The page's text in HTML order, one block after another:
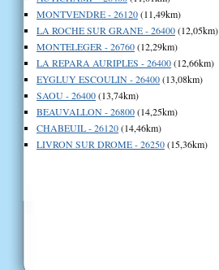
MONTVENDRE - 26120(11,49km)
LA ROCHE SUR GRANE - 26400(12,05km)
MONTELEGER - 26760(12,29km)
LA REPARA AURIPLES - 26400(12,66km)
EYGLUY ESCOULIN - 26400(13,08km)
SAOU - 26400(13,74km)
BEAUVALLON - 26800(14,25km)
CHABEUIL - 26120(14,46km)
LIVRON SUR DROME - 26250(15,36km)